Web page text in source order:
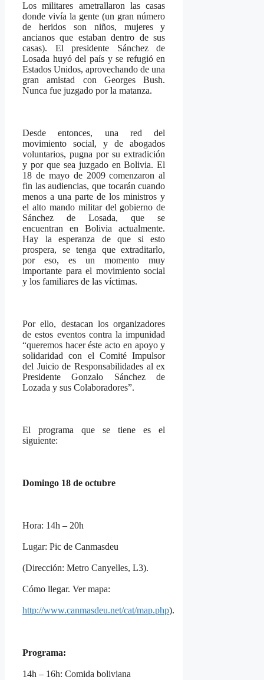
Los militares ametrallaron las casas
donde vivía la gente (un gran número
de heridos son niños, mujeres y
ancianos que estaban dentro de sus
casas). El presidente Sánchez de
Losada huyó del país y se refugió en
Estados Unidos, aprovechando de una
gran amistad con Georges Bush.
Nunca fue juzgado por la matanza.
Desde entonces, una red del
movimiento social, y de abogados
voluntarios, pugna por su extradición
y por que sea juzgado en Bolivia. El
18 de mayo de 2009 comenzaron al
fin las audiencias, que tocarán cuando
menos a una parte de los ministros y
el alto mando militar del gobierno de
Sánchez de Losada, que se
encuentran en Bolivia actualmente.
Hay la esperanza de que si esto
prospera, se tenga que extraditarlo,
por eso, es un momento muy
importante para el movimiento social
y los familiares de las víctimas.
Por ello, destacan los organizadores
de estos eventos contra la impunidad
“queremos hacer éste acto en apoyo y
solidaridad con el Comité Impulsor
del Juicio de Responsabilidades al ex
Presidente Gonzalo Sánchez de
Lozada y sus Colaboradores”.
El programa que se tiene es el
siguiente:
Domingo 18 de octubre
Hora: 14h – 20h
Lugar: Pic de Canmasdeu
(Dirección: Metro Canyelles, L3).
Cómo llegar. Ver mapa:
http://www.canmasdeu.net/cat/map.php).
Programa:
14h – 16h: Comida boliviana